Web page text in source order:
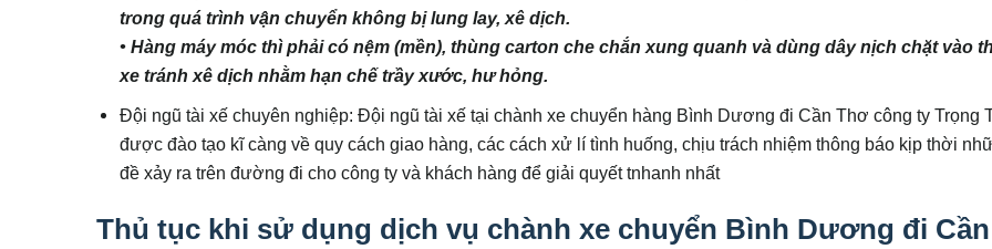
trong quá trình vận chuyển không bị lung lay, xê dịch.
• Hàng máy móc thì phải có nệm (mền), thùng carton che chắn xung quanh và dùng dây nịch chặt vào
xe tránh xê dịch nhằm hạn chế trầy xước, hư hỏng.
Đội ngũ tài xế chuyên nghiệp: Đội ngũ tài xế tại chành xe chuyển hàng Bình Dương đi Cần Thơ công ty Trọng
được đào tạo kĩ càng về quy cách giao hàng, các cách xử lí tình huống, chịu trách nhiệm thông báo kịp thời
đề xảy ra trên đường đi cho công ty và khách hàng để giải quyết tnhanh nhất
Thủ tục khi sử dụng dịch vụ chành xe chuyển Bình Dương đi Cần